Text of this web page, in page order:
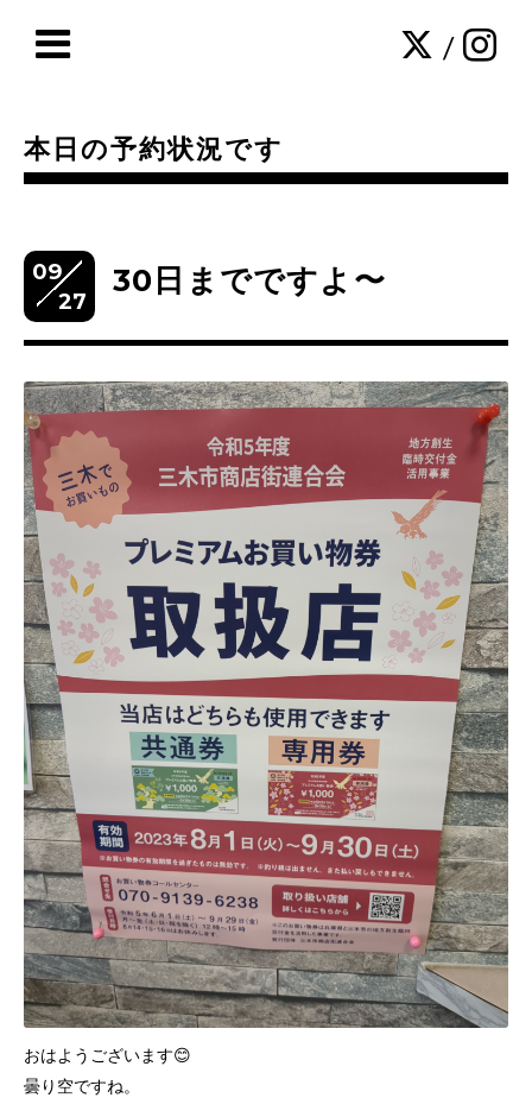
/
本日の予約状況です
09
27
30日までですよ〜
おはようございます😊
曇り空ですね。